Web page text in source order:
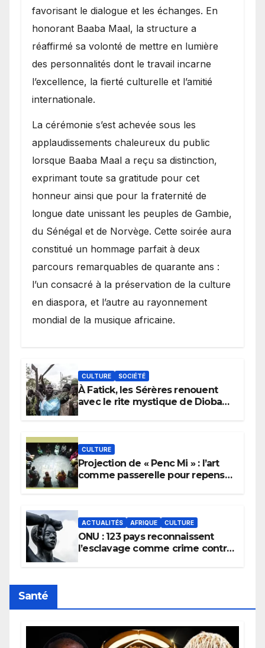
favorisant le dialogue et les échanges. En
honorant Baaba Maal, la structure a
réaffirmé sa volonté de mettre en lumière
des personnalités dont le travail incarne
l’excellence, la fierté culturelle et l’amitié
internationale.
​La cérémonie s’est achevée sous les
applaudissements chaleureux du public
lorsque Baaba Maal a reçu sa distinction,
exprimant toute sa gratitude pour cet
honneur ainsi que pour la fraternité de
longue date unissant les peuples de Gambie,
du Sénégal et de Norvège. Cette soirée aura
constitué un hommage parfait à deux
parcours remarquables de quarante ans :
l’un consacré à la préservation de la culture
en diaspora, et l’autre au rayonnement
mondial de la musique africaine.
CULTURE SOCIÉTÉ
À Fatick, les Sérères renouent
avec le rite mystique de Diobaye
CULTURE
Projection de « Penc Mi » : l’art
comme passerelle pour repenser
ACTUALITÉS AFRIQUE CULTURE
ONU : 123 pays reconnaissent
l’esclavage comme crime contre
Santé